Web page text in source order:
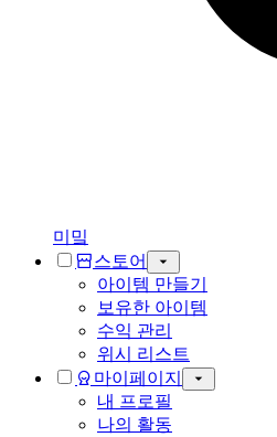
미밐
스토어
아이템 만들기
보유한 아이템
수익 관리
위시 리스트
마이페이지
내 프로필
나의 활동